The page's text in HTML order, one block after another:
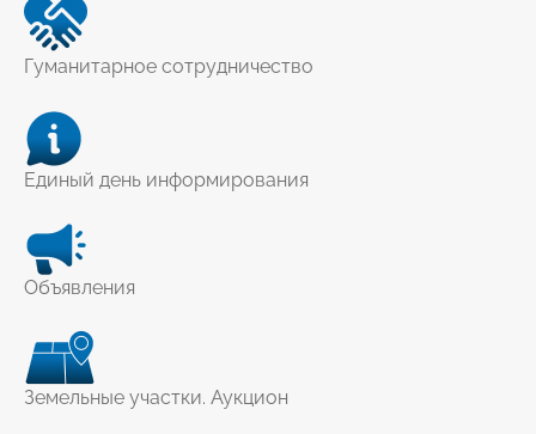
Гуманитарное сотрудничество
Единый день информирования
Объявления
Земельные участки. Аукцион